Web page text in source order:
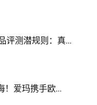
评测潜规则：真...
！爱玛携手欧...